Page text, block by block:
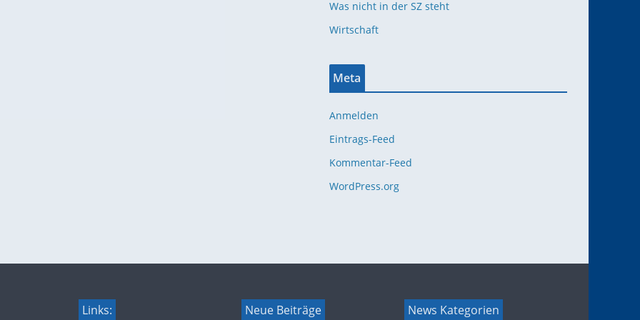
Was nicht in der SZ steht
Wirtschaft
Meta
Anmelden
Eintrags-Feed
Kommentar-Feed
WordPress.org
Links: Neue Beiträge News Kategorien